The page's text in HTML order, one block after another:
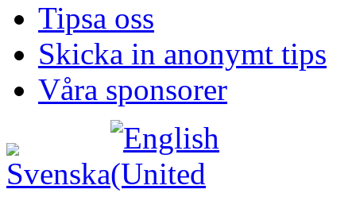
Tipsa oss
Skicka in anonymt tips
Våra sponsorer